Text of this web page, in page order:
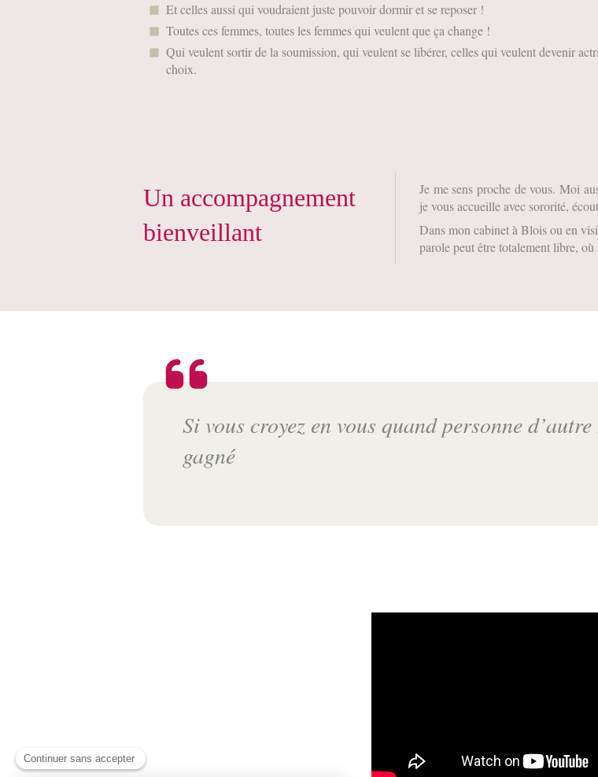
Et celles aussi qui voudraient juste pouvoir dormir et se reposer !
Toutes ces femmes, toutes les femmes qui veulent que ça change !
Qui veulent sortir de la soumission, qui veulent se libérer, celles qui veulent devenir
choix.
Un accompagnement
bienveillant
Je me sens proche de vous. Moi
je vous accueille avec sororité,
Dans mon cabinet à Blois ou en
parole peut être totalement libre,
Si vous croyez en vous quand personne
gagné